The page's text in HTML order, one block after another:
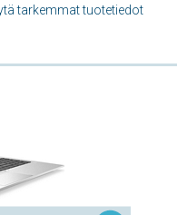
tarkemmat tuotetiedot